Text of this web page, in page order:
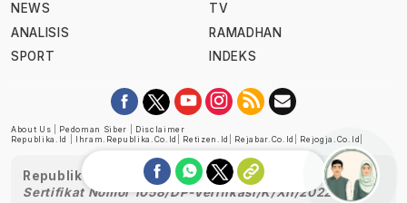
NEWS
ANALISIS
SPORT
TV
RAMADHAN
INDEKS
About Us Pedoman Siber
Disclaimer
Republika.id
Ihram.republika.co.id Retizen.id Rejabar.co.id Rejogja.co.id
Republika telah diverifikasi oleh Dewan Pers
Sertifikat Nomor 1058/DP-Verifikasi/K/XII/2022